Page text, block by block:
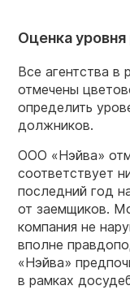
Оценка
Все агентства в
отмечены
определить
должников.
ООО «Нэйва»
соответствует
последний год
от заемщиков.
компания не
вполне
«Нэйва»
в рамках